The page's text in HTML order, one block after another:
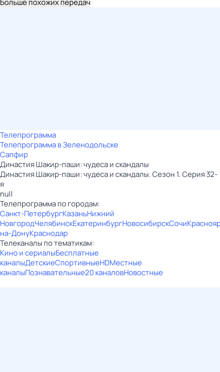
Больше похожих передач
Телепрограмма
Телепрограмма в Зеленодольске
Сапфир
Династия Шакир-паши: чудеса и скандалы
Династия Шакир-паши: чудеса и скандалы. Сезон 1. Серия 32-
я
null
Телепрограмма по городам:
Санкт-ПетербургКазаньНижний
НовгородЧелябинскЕкатеринбургНовосибирскСочи
на-ДонуКраснодар
Телеканалы по тематикам:
Кино и сериалыБесплатные
каналыДетскиеСпортивныеHDМестные
каналыПознавательные20 каналовНовостные